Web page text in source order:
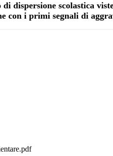
dispersione scolastica
con i primi segnali di